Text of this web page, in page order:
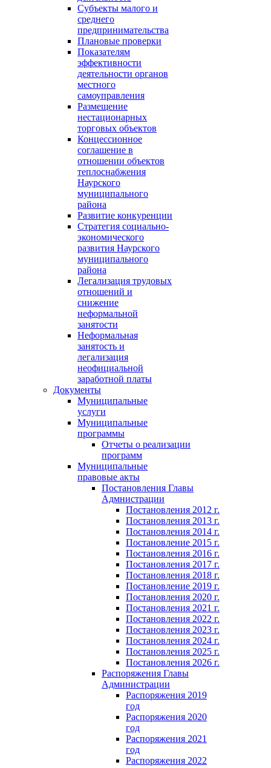
Субъекты малого и
среднего
предпринимательства
Плановые проверки
Показателям
эффективности
деятельности органов
местного
самоуправления
Размещение
нестационарных
торговых объектов
Концессионное
соглашение в
отношении объектов
теплоснабжения
Наурского
муниципального
района
Развитие конкуренции
Стратегия социально-
экономического
развития Наурского
муниципального
района
Легализация трудовых
отношений и
снижение
неформальной
занятости
Неформальная
занятость и
легализация
неофициальной
заработной платы
Документы
Муниципальные
услуги
Муниципальные
программы
Отчеты о реализации
программ
Муниципальные
правовые акты
Постановления Главы
Адмнистрации
Постановления 2012 г.
Постановления 2013 г.
Постановления 2014 г.
Постановление 2015 г.
Постановления 2016 г.
Постановления 2017 г.
Постановления 2018 г.
Постановление 2019 г.
Постановления 2020 г.
Постановления 2021 г.
Постановления 2022 г.
Постановления 2023 г.
Постановления 2024 г.
Постановления 2025 г.
Постановления 2026 г.
Распоряжения Главы
Администрации
Распоряжения 2019
год
Распоряжения 2020
год
Распоряжения 2021
год
Распоряжения 2022